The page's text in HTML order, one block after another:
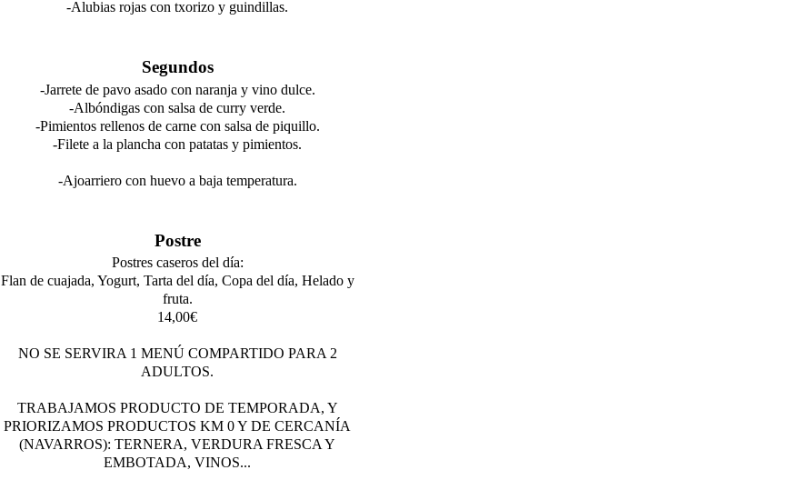
-Alubias rojas con txorizo y guindillas.
Segundos
-Jarrete de pavo asado con naranja y vino dulce.
-Albóndigas con salsa de curry verde.
-Pimientos rellenos de carne con salsa de piquillo.
-Filete a la plancha con patatas y pimientos.
-Ajoarriero con huevo a baja temperatura.
Postre
Postres caseros del día:
Flan de cuajada, Yogurt, Tarta del día, Copa del día, Helado y
fruta.
14,00€
NO SE SERVIRA 1 MENÚ COMPARTIDO PARA 2
ADULTOS.
TRABAJAMOS PRODUCTO DE TEMPORADA, Y
PRIORIZAMOS PRODUCTOS KM 0 Y DE CERCANÍA
(NAVARROS): TERNERA, VERDURA FRESCA Y
EMBOTADA, VINOS...